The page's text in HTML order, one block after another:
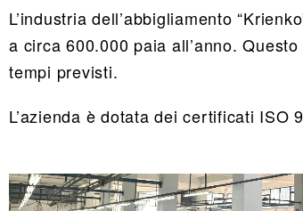
L’industria dell’abbigliamento
a circa 600.000 paia all’anno.
tempi previsti.
L’azienda è dotata dei certificati ISO